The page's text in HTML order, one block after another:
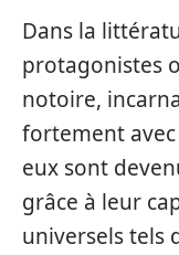
Dans la
protagonistes
notoire,
fortement avec
eux sont
grâce à leur
universels tels